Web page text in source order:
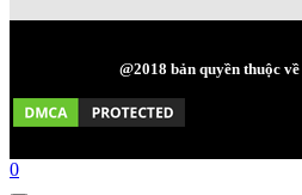
@2018 bản quyền thuộc về
0